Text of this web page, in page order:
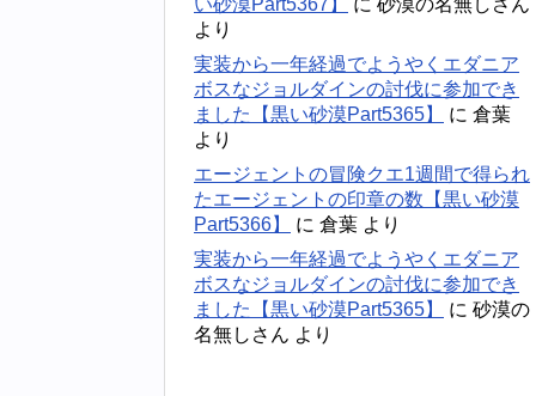
い砂漠Part5367】
に 砂漠の名無しさん
より
実装から一年経過でようやくエダニア
ボスなジョルダインの討伐に参加でき
ました【黒い砂漠Part5365】
に 倉葉
より
エージェントの冒険クエ1週間で得られ
たエージェントの印章の数【黒い砂漠
Part5366】
に 倉葉 より
実装から一年経過でようやくエダニア
ボスなジョルダインの討伐に参加でき
ました【黒い砂漠Part5365】
に 砂漠の
名無しさん より